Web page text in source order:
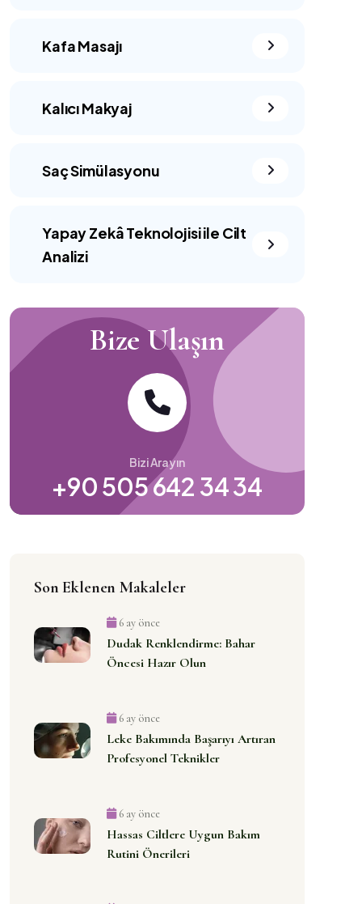
Kafa Masajı
Kalıcı Makyaj
Saç Simülasyonu
Yapay Zekâ Teknolojisi ile Cilt
Analizi
Bize Ulaşın
Bizi Arayın
+90 505 642 34 34
Son Eklenen Makaleler
6 ay önce
Dudak Renklendirme: Bahar
Öncesi Hazır Olun
6 ay önce
Leke Bakımında Başarıyı Artıran
Profesyonel Teknikler
6 ay önce
Hassas Ciltlere Uygun Bakım
Rutini Önerileri